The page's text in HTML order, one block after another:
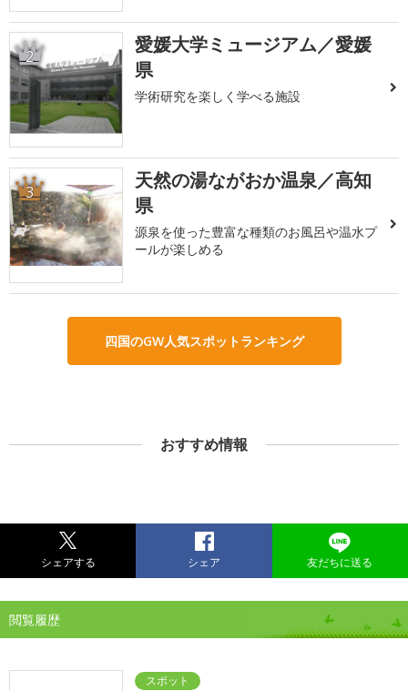
2
愛媛大学ミュージアム／愛媛
県
学術研究を楽しく学べる施設
3
天然の湯ながおか温泉／高知
県
源泉を使った豊富な種類のお風呂や温水プ
ールが楽しめる
四国のGW人気スポットランキング
おすすめ情報
シェアする シェア 友だちに送る
閲覧履歴